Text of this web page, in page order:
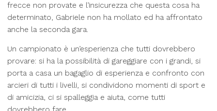
frecce non provate e l’insicurezza che questa cosa ha
determinato, Gabriele non ha mollato ed ha affrontato
anche la seconda gara.
Un campionato è un’esperienza che tutti dovrebbero
provare: si ha la possibilità di gareggiare con i grandi, si
porta a casa un bagaglio di esperienza e confronto con
arcieri di tutti i livelli, si condividono momenti di sport e
di amicizia, ci si spalleggia e aiuta, come tutti